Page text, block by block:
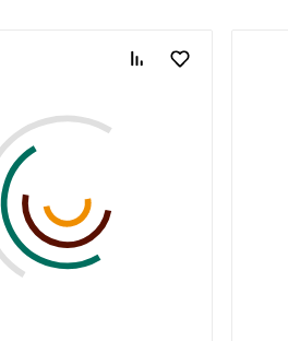
Клей для газобетона
Инструменты для
газобетона